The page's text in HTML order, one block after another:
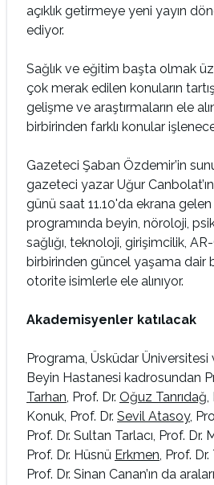
açıklık getirmeye yeni yayın
ediyor.
Sağlık ve eğitim başta olmak
çok merak edilen konuların
gelişme ve araştırmaların ele
birbirinden farklı konular
Gazeteci Şaban Özdemir’in
gazeteci yazar Uğur
günü saat 11.10'da ekrana gelen
programında beyin, nöroloji,
sağlığı, teknoloji, girişimcilik,
birbirinden güncel yaşama dair
otorite isimlerle ele alınıyor.
Akademisyenler katılacak
Programa, Üsküdar Üniversitesi
Beyin Hastanesi kadrosundan
Tarhan, Prof. Dr. Oğuz Tanrıdağ,
Konuk, Prof. Dr. Sevil Atasoy,
Prof. Dr. Sultan Tarlacı, Prof.
Prof. Dr. Hüsnü Erkmen, Prof.
Prof. Dr. Sinan Canan’ın da